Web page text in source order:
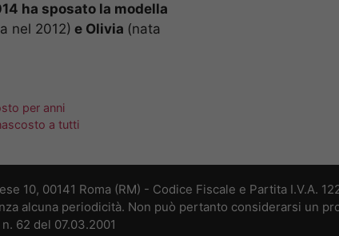
ha sposato la modella
nel 2012) e Olivia (nata
per anni
a tutti
10, 00141 Roma (RM) - Codice Fiscale e Partita I.V.A.
alcuna periodicità. Non può pertanto considerarsi un
62 del 07.03.2001